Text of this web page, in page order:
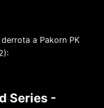
a Pakorn PK
Series -